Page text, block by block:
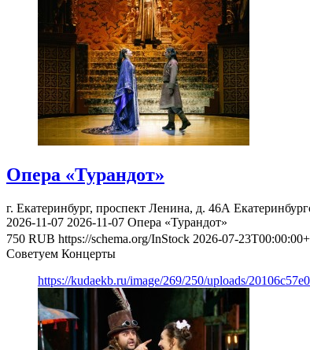
Опера «Турандот»
г. Екатеринбург, проспект Ленина, д. 46А
2026-11-07 2026-11-07 Опера «Турандот»
750 RUB https://schema.org/InStock 2026-07-
Советуем Концерты
https://kudaekb.ru/image/269/250/uploads/